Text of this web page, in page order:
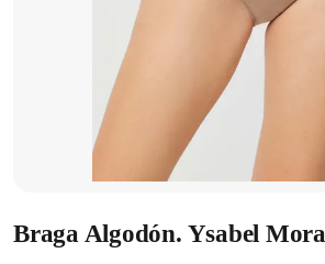
Braga Algodón. Ysabel Mora